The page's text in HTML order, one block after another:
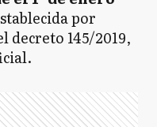
por
decreto 145/2019,